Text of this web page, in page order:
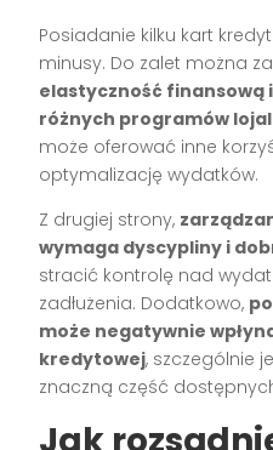
Posiadanie kilku kart
minusy. Do zalet można
elastyczność finansową
różnych programów
może oferować inne
optymalizację wydatków.
Z drugiej strony,
wymaga dyscypliny i
stracić kontrolę nad
zadłużenia. Dodatkowo,
może negatywnie
kredytowej, szczególnie
znaczną część